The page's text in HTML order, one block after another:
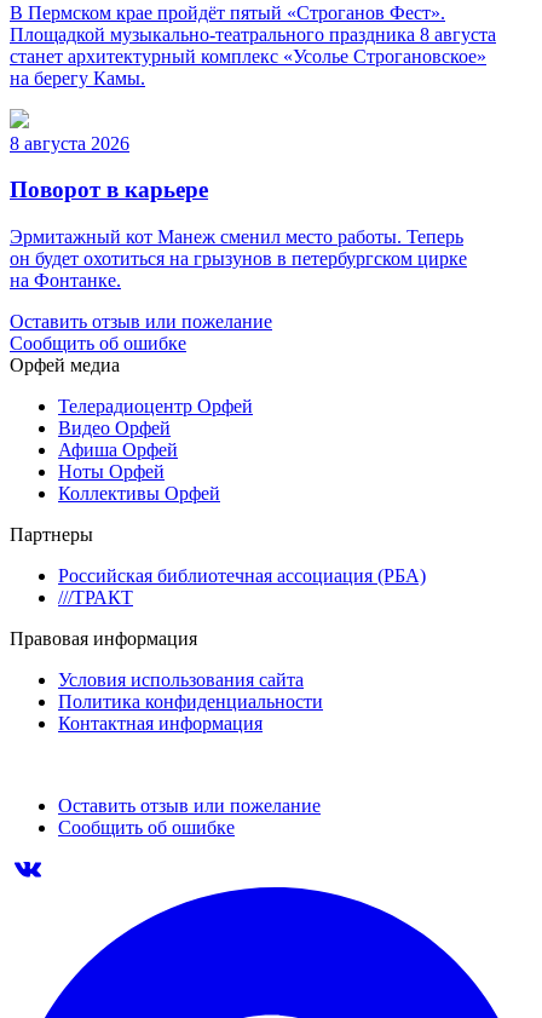
В Пермском крае пройдёт пятый «Строганов Фест».
Площадкой музыкально-театрального праздника 8 августа
станет архитектурный комплекс «Усолье Строгановское»
на берегу Камы.
8 августа 2026
Поворот в карьере
Эрмитажный кот Манеж сменил место работы. Теперь
он будет охотиться на грызунов в петербургском цирке
на Фонтанке.
Оставить отзыв или пожелание
Сообщить об ошибке
Орфей медиа
Телерадиоцентр Орфей
Видео Орфей
Афиша Орфей
Ноты Орфей
Коллективы Орфей
Партнеры
Российская библиотечная ассоциация (РБА)
///ТРАКТ
Правовая информация
Условия использования сайта
Политика конфиденциальности
Контактная информация
Оставить отзыв или пожелание
Сообщить об ошибке